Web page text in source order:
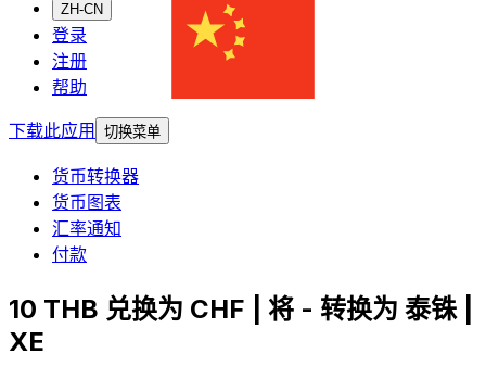
ZH-CN
登录
注册
帮助
下载此应用
切换菜单
货币转换器
货币图表
汇率通知
付款
10 THB 兑换为 CHF | 将 - 转换为 泰铢 |
XE